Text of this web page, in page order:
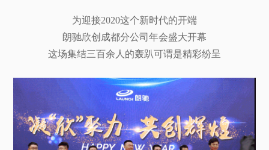
为迎接2020这个新时代的开端
朗驰欣创成都分公司年会盛大开幕
这场集结三百余人的轰趴可谓是精彩纷呈